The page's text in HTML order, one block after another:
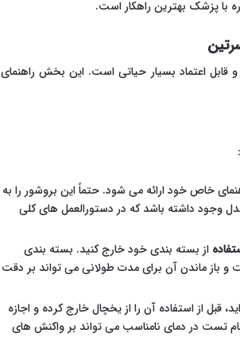
با پزشک بهترین راهکار است.
اعتماد بسیار حیاتی است. این بخش راهنمای
خاص خود ارائه می شود. حتماً این بروشور را به
وجود داشته باشد که در دستورالعمل های کلی
از بسته بندی خود خارج کنید. بسته بندی
باز ماندن آن برای مدت طولانی می تواند بر دقت
قبل از استفاده آن را از یخچال خارج کرده و اجازه
هم دما شود. انجام تست در دمای نامناسب می تواند بر واکنش های